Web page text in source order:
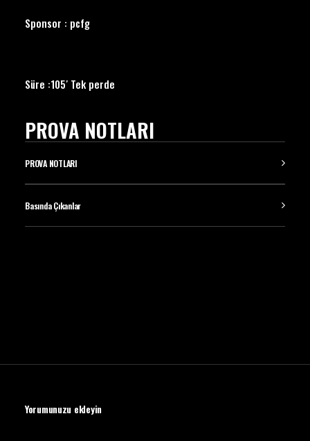
Sponsor : pcfg
Süre :105′ Tek perde
PROVA NOTLARI
PROVA NOTLARI
Basında Çıkanlar
Yorumunuzu ekleyin